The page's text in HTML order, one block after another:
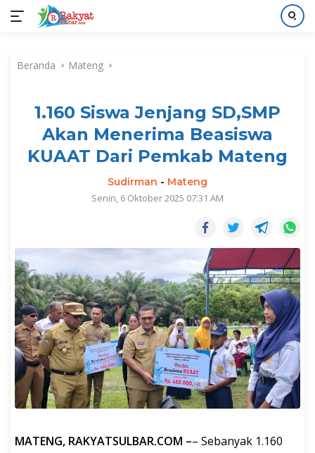
kontenBeranda Mateng
1.160 Siswa Jenjang SD,SMP
Akan Menerima Beasiswa
KUAAT Dari Pemkab Mateng
Sudirman - Mateng
Senin, 6 Oktober 2025 07:31 AM
MATENG, RAKYATSULBAR.COM –– Sebanyak 1.160